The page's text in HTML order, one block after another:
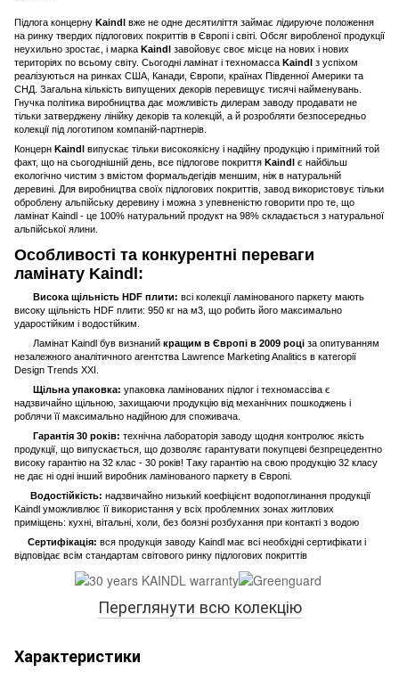
Підлога концерну Kaindl вже не одне десятиліття займає лідируюче положення
на ринку твердих підлогових покриттів в Європі і світі. Обсяг виробленої продукції
неухильно зростає, і марка Kaindl завойовує своє місце на нових і нових
територіях по всьому світу. Сьогодні ламінат і техномасса Kaindl з успіхом
реалізуються на ринках США, Канади, Європи, країнах Південної Америки та
СНД. Загальна кількість випущених декорів перевищує тисячі найменувань.
Гнучка політика виробництва дає можливість дилерам заводу продавати не
тільки затверджену лінійку декорів та колекцій, а й розробляти безпосередньо
колекції під логотипом компаній-партнерів.
Концерн Kaindl випускає тільки високоякісну і надійну продукцію і примітний той
факт, що на сьогоднішній день, все підлогове покриття Kaindl є найбільш
екологічно чистим з вмістом формальдегідів меншим, ніж в натуральній
деревині. Для виробництва своїх підлогових покриттів, завод використовує тільки
оброблену альпійську деревину і можна з упевненістю говорити про те, що
ламінат Kaindl - це 100% натуральний продукт на 98% складається з натуральної
альпійської ялини.
Особливості та конкурентні переваги
ламінату Kaindl:
Висока щільність HDF плити: всі колекції ламінованого паркету мають
високу щільність HDF плити: 950 кг на м3, що робить його максимально
ударостійким і водостійким.
Ламінат Kaindl був визнаний кращим в Європі в 2009 році за опитуванням
незалежного аналітичного агентства Lawrence Marketing Analitics в категорії
Design Trends XXI.
Щільна упаковка: упаковка ламінованих підлог і техномассіва є
надзвичайно щільною, захищаючи продукцію від механічних пошкоджень і
роблячи її максимально надійною для споживача.
Гарантія 30 років: технічна лабораторія заводу щодня контролює якість
продукції, що випускається, що дозволяє гарантувати покупцеві безпрецедентно
високу гарантію на 32 клас - 30 років! Таку гарантію на свою продукцію 32 класу
не дає ні одні інший виробник ламінованого паркету в Європі.
Водостійкість: надзвичайно низький коефіцієнт водопоглинання продукції
Kaindl уможливлює її використання у всіх проблемних зонах житлових
приміщень: кухні, вітальні, холи, без боязні розбухання при контакті з водою
Сертифікація: вся продукція заводу Kaindl має всі необхідні сертифікати і
відповідає всім стандартам світового ринку підлогових покриттів
Переглянути всю колекцію
Характеристики